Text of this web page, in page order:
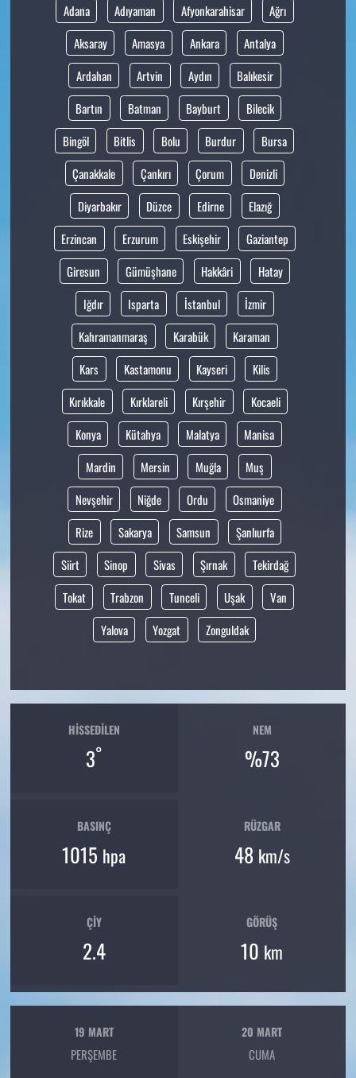
Adana Adıyaman Afyonkarahisar
Ağrı
Aksaray
Amasya Ankara
Antalya
Ardahan
Artvin Aydın
Balıkesir
Bartın
Batman Bayburt
Bilecik
Bingöl
Bitlis Bolu Burdur
Bursa
Çanakkale
Çankırı Çorum
Denizli
Diyarbakır
Düzce Edirne
Elazığ
Erzincan
Erzurum Eskişehir
Gaziantep
Giresun
Gümüşhane Hakkâri
Hatay
Iğdır
Isparta İstanbul
İzmir
Kahramanmaraş
Karabük
Karaman
Kars
Kastamonu Kayseri
Kilis
Kırıkkale
Kırklareli Kırşehir
Kocaeli
Konya
Kütahya Malatya
Manisa
Mardin
Mersin Muğla
Muş
Nevşehir
Niğde Ordu
Osmaniye
Rize
Sakarya Samsun
Şanlıurfa
Siirt
Sinop Sivas Şırnak
Tekirdağ
Tokat
Trabzon Tunceli Uşak
Van
Yalova
Yozgat Zonguldak
HISSEDILEN
3°
NEM
%73
BASINÇ
1015 hpa
RÜZGAR
48 km/s
ÇIY
2.4
GÖRÜŞ
10 km
19 MART
PERŞEMBE
20 MART
CUMA